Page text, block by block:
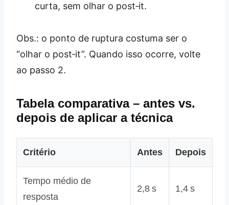
curta, sem olhar o post‑it.
Obs.: o ponto de ruptura costuma ser o
“olhar o post‑it”. Quando isso ocorre, volte
ao passo 2.
Tabela comparativa – antes vs.
depois de aplicar a técnica
Critério Antes Depois
Tempo médio de
resposta
2,8 s 1,4 s